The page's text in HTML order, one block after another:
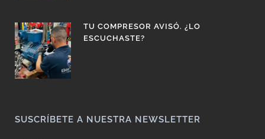
TU COMPRESOR AVISÓ. ¿LO
ESCUCHASTE?
SUSCRÍBETE A NUESTRA NEWSLETTER